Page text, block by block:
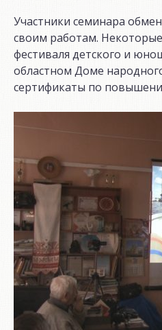
Участники семинара
своим работам.
фестиваля детского и
областном Доме
сертификаты по